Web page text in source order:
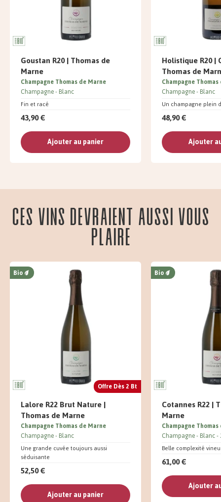
Goustan R20 | Thomas de
Marne
Fin et racé
Champagne Thomas de Marne
Champagne Blanc
43,90 €
Ajouter au panier
Holistique R20 |
Thomas de
Un champagne plein
Champagne
Champagne Blanc
48,90 €
Ajouter
Ces vins devraient aussi vous
plaire
Offre Dès 2 Bt
Bio
Lalore R22 Brut Nature |
Thomas de Marne
Une grande cuvée toujours aussi
séduisante
Champagne Thomas de Marne
Champagne Blanc
52,50 €
Ajouter au panier
Bio
Cotannes R22 |
Marne
Belle complexité
Champagne
Champagne Blanc
61,00 €
Ajouter